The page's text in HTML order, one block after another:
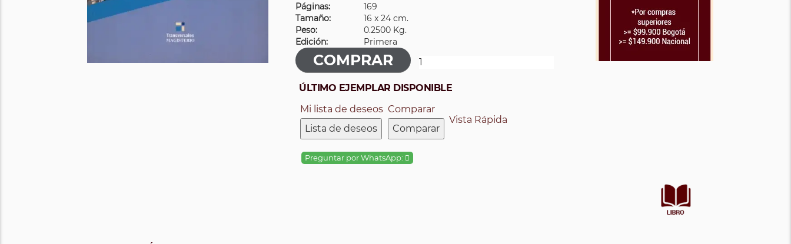
Páginas:
169
Tamaño:
16 x 24 cm.
Peso:
0.2500 Kg.
Edición:
Primera
ÚLTIMO EJEMPLAR DISPONIBLE
Mi lista de deseos
Lista de deseos
Comparar
Comparar
Vista Rápida
Preguntar por WhatsApp: